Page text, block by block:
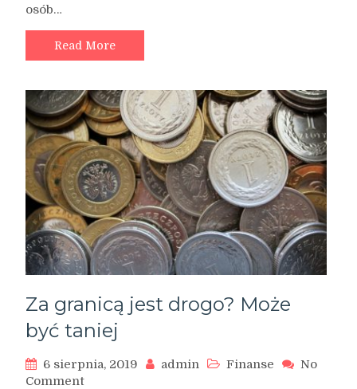
osób…
Read More
Za granicą jest drogo? Może
być taniej
6 sierpnia, 2019 admin Finanse
No
Commenton